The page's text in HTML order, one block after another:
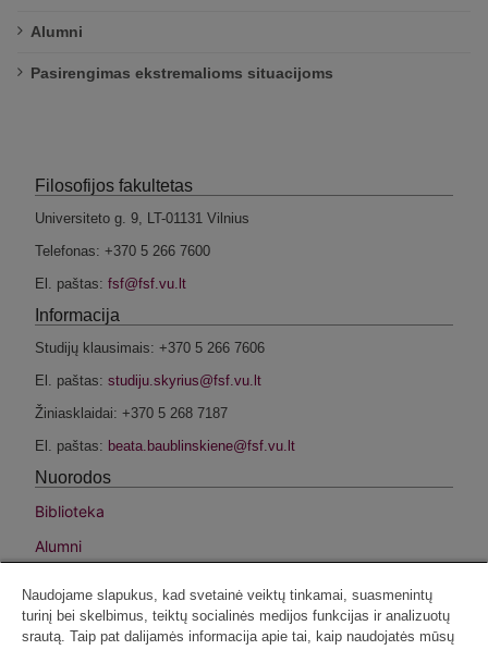
Alumni
Pasirengimas ekstremalioms situacijoms
Filosofijos fakultetas
Universiteto g. 9, LT-01131 Vilnius
Telefonas: +370 5 266 7600
El. paštas:
Informacija
Studijų klausimais: +370 5 266 7606
El. paštas:
Žiniasklaidai: +370 5 268 7187
El. paštas:
Nuorodos
Biblioteka
Alumni
Intranetas
Naudojame slapukus, kad svetainė veiktų tinkamai, suasmenintų
turinį bei skelbimus, teiktų socialinės medijos funkcijas ir analizuotų
srautą. Taip pat dalijamės informacija apie tai, kaip naudojatės mūsų